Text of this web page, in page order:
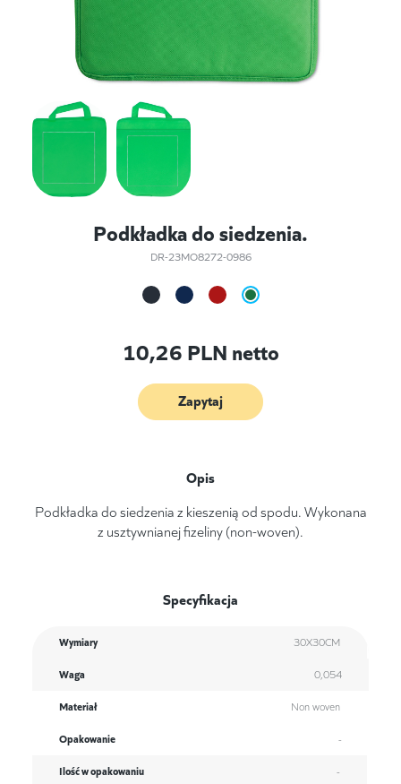
Podkładka do siedzenia.
DR-23MO8272-0986
10,26 PLN netto
Zapytaj
Opis
Podkładka do siedzenia z kieszenią od spodu. Wykonana
z usztywnianej fizeliny (non-woven).
Specyfikacja
Wymiary 30X30CM
Waga 0,054
Materiał Non woven
Opakowanie -
Ilość w opakowaniu -